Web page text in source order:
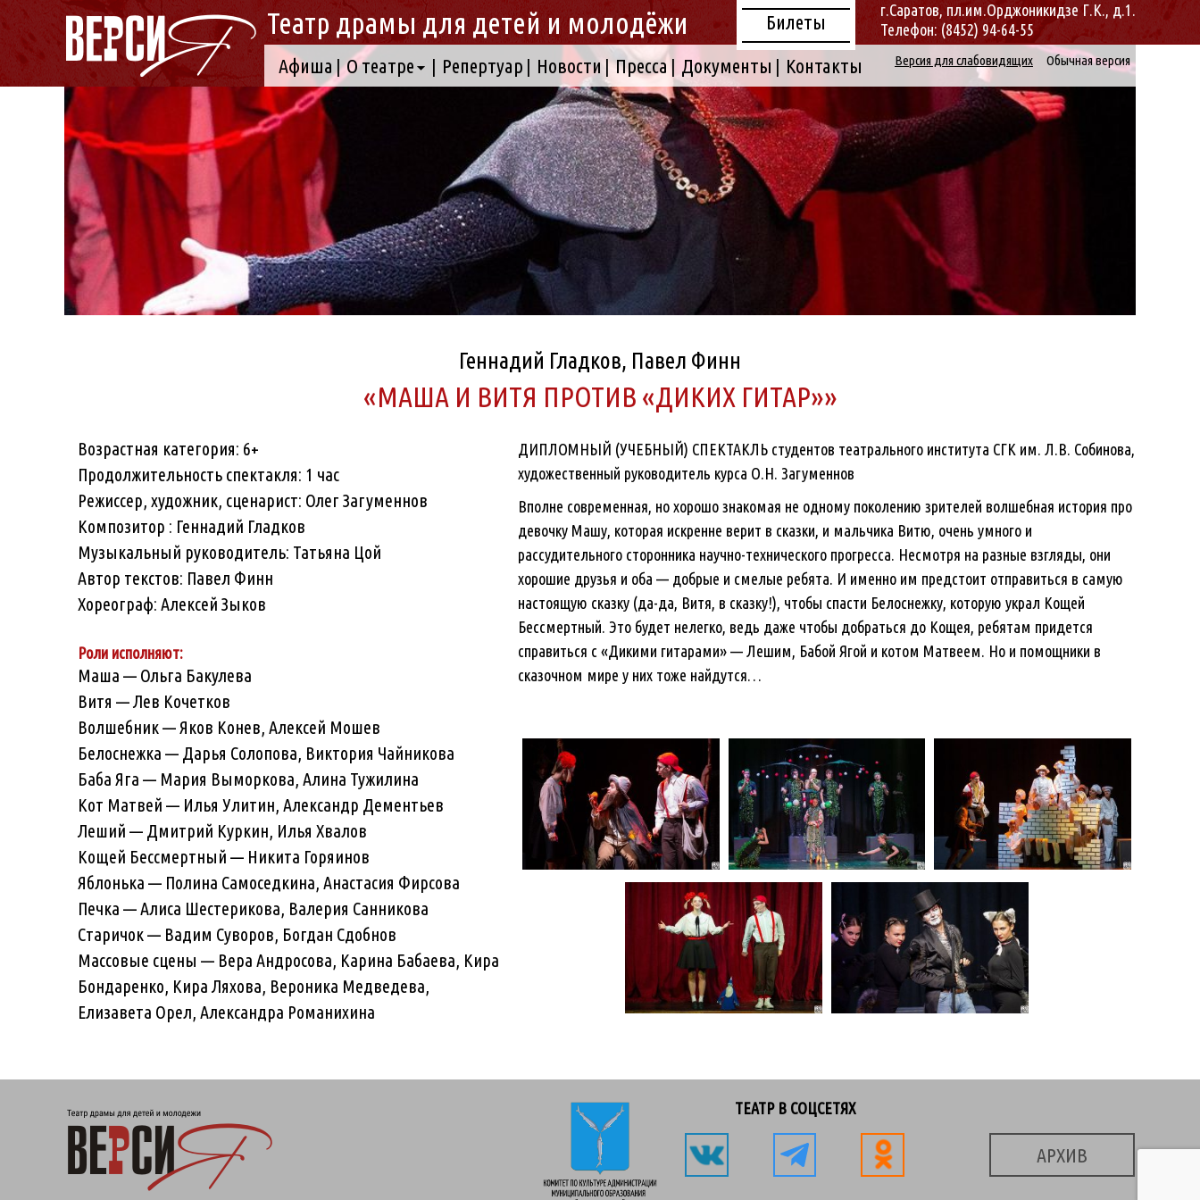
Театр драмы для детей и молодёжи
г.Саратов, пл.им.Орджоникидзе Г.К., д.1.
Телефон: (8452) 94-64-55
Билеты
Афиша
О театре Репертуар Новости Пресса Документы Контакты Версия для слабовидящих Обычная версия
Геннадий Гладков, Павел Финн
«МАША И ВИТЯ ПРОТИВ «ДИКИХ ГИТАР»»
ДИПЛОМНЫЙ (УЧЕБНЫЙ) СПЕКТАКЛЬ студентов театрального института СГК им. Л.В. Собинова,
художественный руководитель курса О.Н. Загуменнов
Вполне современная, но хорошо знакомая не одному поколению зрителей волшебная история про
девочку Машу, которая искренне верит в сказки, и мальчика Витю, очень умного и
рассудительного сторонника научно-технического прогресса. Несмотря на разные взгляды, они
хорошие друзья и оба — добрые и смелые ребята. И именно им предстоит отправиться в самую
настоящую сказку (да-да, Витя, в сказку!), чтобы спасти Белоснежку, которую украл Кощей
Бессмертный. Это будет нелегко, ведь даже чтобы добраться до Кощея, ребятам придется
справиться с «Дикими гитарами» — Лешим, Бабой Ягой и котом Матвеем. Но и помощники в
сказочном мире у них тоже найдутся…
Возрастная категория: 6+
Продолжительность спектакля: 1 час
Режиссер, художник, сценарист: Олег Загуменнов
Композитор : Геннадий Гладков
Музыкальный руководитель: Татьяна Цой
Автор текстов: Павел Финн
Хореограф: Алексей Зыков
Роли исполняют:
Маша — Ольга Бакулева
Витя — Лев Кочетков
Волшебник — Яков Конев, Алексей Мошев
Белоснежка — Дарья Солопова, Виктория Чайникова
Баба Яга — Мария Выморкова, Алина Тужилина
Кот Матвей — Илья Улитин, Александр Дементьев
Леший — Дмитрий Куркин, Илья Хвалов
Кощей Бессмертный — Никита Горяинов
Яблонька — Полина Самоседкина, Анастасия Фирсова
Печка — Алиса Шестерикова, Валерия Санникова
Старичок — Вадим Суворов, Богдан Сдобнов
Массовые сцены — Вера Андросова, Карина Бабаева, Кира
Бондаренко, Кира Ляхова, Вероника Медведева,
Елизавета Орел, Александра Романихина
АРХИВ
ТЕАТР В СОЦСЕТЯХ